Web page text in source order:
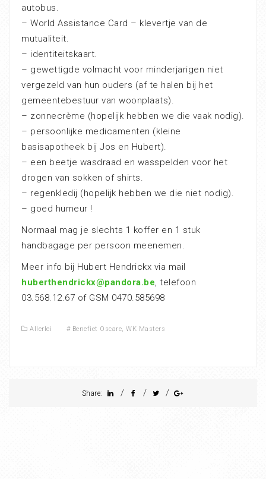
autobus.
– World Assistance Card – klevertje van de
mutualiteit.
– identiteitskaart.
– gewettigde volmacht voor minderjarigen niet
vergezeld van hun ouders (af te halen bij het
gemeentebestuur van woonplaats).
– zonnecrème (hopelijk hebben we die vaak nodig).
– persoonlijke medicamenten (kleine
basisapotheek bij Jos en Hubert).
– een beetje wasdraad en wasspelden voor het
drogen van sokken of shirts.
– regenkledij (hopelijk hebben we die niet nodig).
– goed humeur !
Normaal mag je slechts 1 koffer en 1 stuk
handbagage per persoon meenemen.
Meer info bij Hubert Hendrickx via mail
huberthendrickx@pandora.be, telefoon
03.568.12.67 of GSM 0470.585698
Allerlei # Benefiet Oscare, WK Masters
Share: / / /